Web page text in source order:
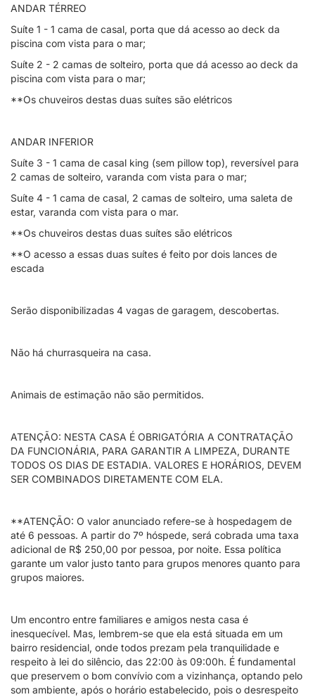
ANDAR TÉRREO
Suíte 1 - 1 cama de casal, porta que dá acesso ao deck da
piscina com vista para o mar;
Suíte 2 - 2 camas de solteiro, porta que dá acesso ao deck da
piscina com vista para o mar;
**Os chuveiros destas duas suítes são elétricos
ANDAR INFERIOR
Suíte 3 - 1 cama de casal king (sem pillow top), reversível para
2 camas de solteiro, varanda com vista para o mar;
Suíte 4 - 1 cama de casal, 2 camas de solteiro, uma saleta de
estar, varanda com vista para o mar.
**Os chuveiros destas duas suítes são elétricos
**O acesso a essas duas suítes é feito por dois lances de
escada
Serão disponibilizadas 4 vagas de garagem, descobertas.
Não há churrasqueira na casa.
Animais de estimação não são permitidos.
ATENÇÃO: NESTA CASA É OBRIGATÓRIA A CONTRATAÇÃO
DA FUNCIONÁRIA, PARA GARANTIR A LIMPEZA, DURANTE
TODOS OS DIAS DE ESTADIA. VALORES E HORÁRIOS, DEVEM
SER COMBINADOS DIRETAMENTE COM ELA.
**ATENÇÃO: O valor anunciado refere-se à hospedagem de
até 6 pessoas. A partir do 7º hóspede, será cobrada uma taxa
adicional de R$ 250,00 por pessoa, por noite. Essa política
garante um valor justo tanto para grupos menores quanto para
grupos maiores.
Um encontro entre familiares e amigos nesta casa é
inesquecível. Mas, lembrem-se que ela está situada em um
bairro residencial, onde todos prezam pela tranquilidade e
respeito à lei do silêncio, das 22:00 às 09:00h. É fundamental
que preservem o bom convívio com a vizinhança, optando pelo
som ambiente, após o horário estabelecido, pois o desrespeito